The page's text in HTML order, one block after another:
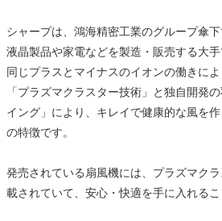
シャープは、鴻海精密工業のグループ傘下
液晶製品や家電などを製造・販売する大
同じプラスとマイナスのイオンの働きに
「プラズマクラスター技術」と独自開発
イング」により、キレイで健康的な風を
の特徴です。
発売されている扇風機には、プラズマク
載されていて、安心・快適を手に入れるこ